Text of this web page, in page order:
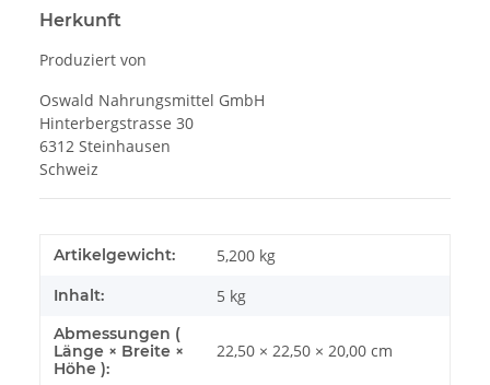
Herkunft
Produziert von
Oswald Nahrungsmittel GmbH
Hinterbergstrasse 30
6312 Steinhausen
Schweiz
Artikelgewicht: 5,200 kg
Inhalt: 5 kg
Abmessungen (
Länge × Breite ×
Höhe ):
22,50 × 22,50 × 20,00 cm